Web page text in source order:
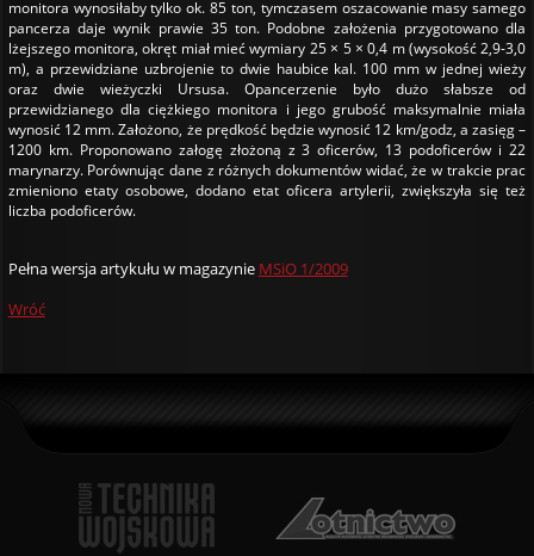
monitora wynosiłaby tylko ok. 85 ton, tymczasem oszacowanie masy samego
pancerza daje wynik prawie 35 ton. Podobne założenia przygotowano dla
lżejszego monitora, okręt miał mieć wymiary 25 × 5 × 0,4 m (wysokość 2,9-3,0
m), a przewidziane uzbrojenie to dwie haubice kal. 100 mm w jednej wieży
oraz dwie wieżyczki Ursusa. Opancerzenie było dużo słabsze od
przewidzianego dla ciężkiego monitora i jego grubość maksymalnie miała
wynosić 12 mm. Założono, że prędkość będzie wynosić 12 km/godz, a zasięg –
1200 km. Proponowano załogę złożoną z 3 oficerów, 13 podoficerów i 22
marynarzy. Porównując dane z różnych dokumentów widać, że w trakcie prac
zmieniono etaty osobowe, dodano etat oficera artylerii, zwiększyła się też
liczba podoficerów.
Pełna wersja artykułu w magazynie MSiO 1/2009
Wróć